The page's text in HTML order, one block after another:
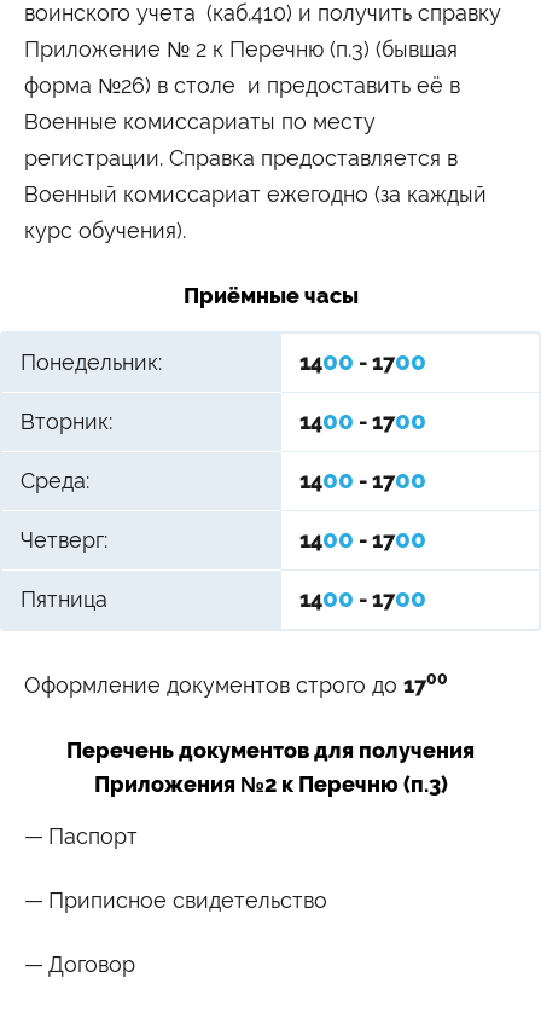
Студенту
Военно-учетный стол Миграционный учет
Полезные ссылки
Антиплагиат
Карта москвича
Новости и Объявления
Статьи
Фотогалерея
Формы обучения
Очная форма обучения
Очно-заочная форма обучения
Заочная форма обучения
Университетские субботы
Контакты
Администрация Приёмная комиссия

Российской Федерации
Министерство просвещения Российской
воинского учета (каб.410) и получить справку
Приложение № 2 к Перечню (п.3) (бывшая
форма №26) в столе и предоставить её в
Военные комиссариаты по месту
регистрации. Справка предоставляется в
Военный комиссариат ежегодно (за каждый
курс обучения).
Приёмные часы
Понедельник: 1400 - 1700
Вторник: 1400 - 1700
Среда: 1400 - 1700
Четверг: 1400 - 1700
Пятница 1400 - 1700
Оформление документов строго до 1700
Перечень документов для получения
Приложения №2 к Перечню (п.3)
Паспорт
Приписное свидетельство
Договор